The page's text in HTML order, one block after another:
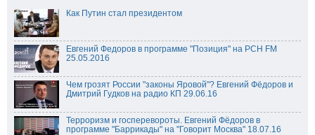
Как Путин стал президентом
Евгений Федоров в программе "Позиция" на РСН FM
25.05.2016
Чем грозят России "законы Яровой"? Евгений Фёдоров и
Дмитрий Гудков на радио КП 29.06.16
Терроризм и госперевороты. Евгений Фёдоров в
программе "Баррикады" на "Говорит Москва" 18.07.16